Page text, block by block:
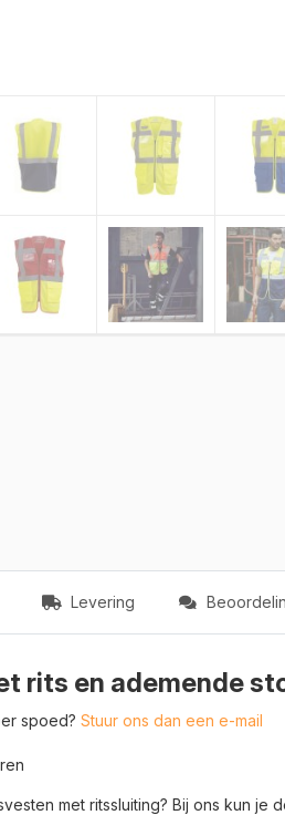
Levering
rits en ademende
spoed? Stuur ons dan een e-mail
met ritssluiting? Bij ons kun je